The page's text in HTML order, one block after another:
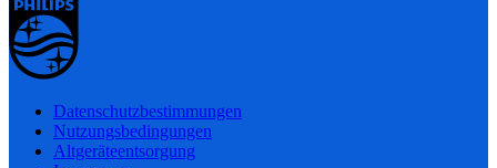
Datenschutzbestimmungen
Nutzungsbedingungen
Altgeräteentsorgung